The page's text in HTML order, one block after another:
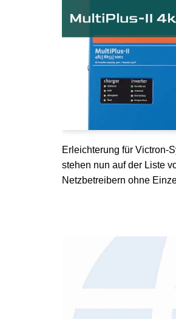
Erleichterung für Victron-
stehen nun auf der Liste
Netzbetreibern ohne